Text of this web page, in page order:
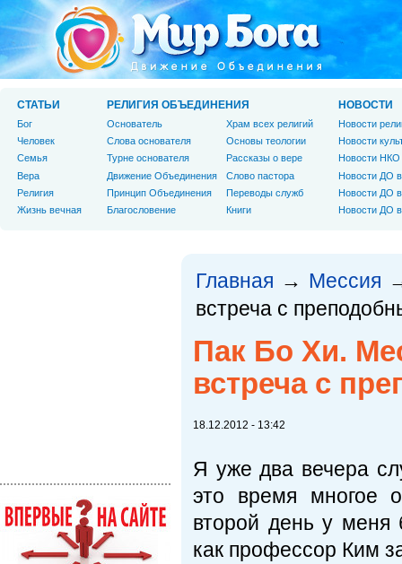
Главная → Мессия
встреча с
Пак Бо Хи.
встреча с
18.12.2012 - 13:42
Я уже два вечера
это время многое
второй день у меня
как профессор Ким
СТАТЬИ
Бог
Человек
Cемья
Вера
Религия
Жизнь вечная
РЕЛИГИЯ ОБЪЕДИНЕНИЯ
Основатель
Слова основателя
Турне основателя
Движение Объединения
Принцип Объединения
Благословение
Храм всех религий
Основы теологии
Рассказы о вере
Слово пастора
Переводы служб
Книги
НОВОСТИ
Новости
Новости
Новости НКО
Новости ДО
Новости ДО
Новости ДО